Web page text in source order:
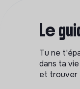
Le
Tu ne
dans ta
et trouver